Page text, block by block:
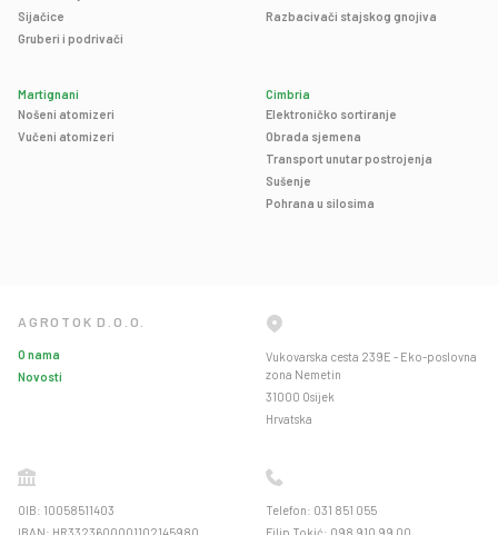
Sijačice
Gruberi i podrivači
Razbacivači stajskog gnojiva
Martignani
Nošeni atomizeri
Vučeni atomizeri
Cimbria
Elektroničko sortiranje
Obrada sjemena
Transport unutar postrojenja
Sušenje
Pohrana u silosima
AGROTOK D.O.O.
O nama
Novosti
Vukovarska cesta 239E - Eko-poslovna
zona Nemetin
31000 Osijek
Hrvatska
OIB: 10058511403
Telefon: 031 851 055